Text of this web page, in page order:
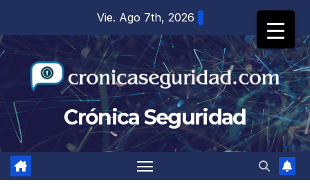
contenido
Vie. Ago 7th, 2026
Crónica Seguridad